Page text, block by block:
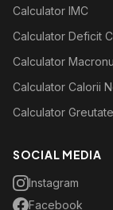
Calculator IMC
Calculator Deficit
Calculator
Calculator Calorii
Calculator
SOCIAL MEDIA
Instagram
Facebook